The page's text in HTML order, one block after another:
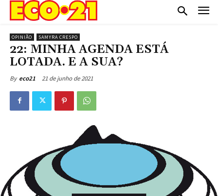
OPINIÃO SAMYRA CRESPO
22: MINHA AGENDA ESTÁ
LOTADA. E A SUA?
By eco21 21 de junho de 2021